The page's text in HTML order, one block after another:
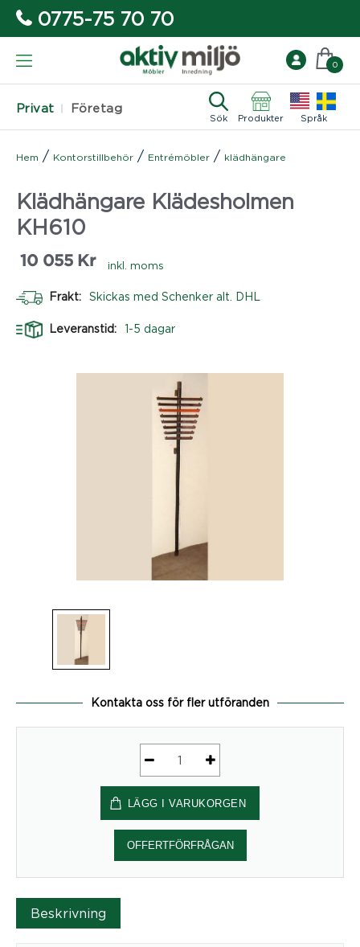
0775-75 70 70
Privat Företag
Sök Produkter Språk
0
Hem / Kontorstillbehör / Entrémöbler / klädhängare
Klädhängare Klädesholmen
KH610
10 055 Kr inkl. moms
Frakt: Skickas med Schenker alt. DHL
Leveranstid: 1-5 dagar
Kontakta oss för fler utföranden
Klädhängare
Klädesholmen
KH610
mängd
LÄGG I VARUKORGEN
OFFERTFÖRFRÅGAN
Beskrivning